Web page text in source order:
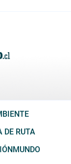
DE RUTA
MUNDO